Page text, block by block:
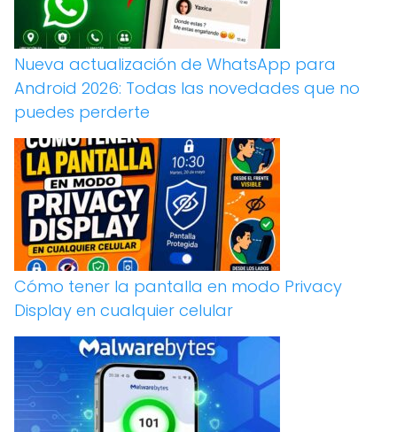
Nueva actualización de WhatsApp para
Android 2026: Todas las novedades que no
puedes perderte
Cómo tener la pantalla en modo Privacy
Display en cualquier celular